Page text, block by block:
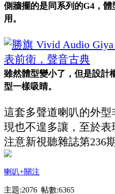
側牆擺的是同系列的G4，
用。
雖然體型變小了，但是設計
型一樣吸睛。
這套多聲道喇叭的外
現也不遑多讓，至於
注意新視聽雜誌第236
喇叭+關注
主題:2076 帖數:6365